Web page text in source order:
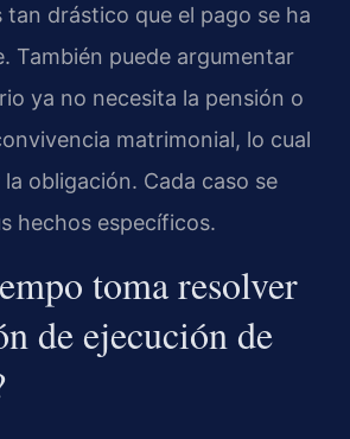
tan drástico que el pago se ha
También puede argumentar
ya no necesita la pensión o
matrimonial, lo cual
obligación. Cada caso se
hechos específicos.
toma resolver
de ejecución de